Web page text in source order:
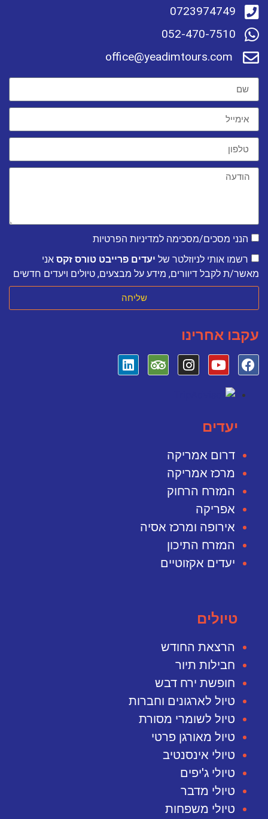
0723974749
052-470-7510
הנני מסכים/מסכימה למדיניות הפרטיות
רשמו אותי לניוזלטר של יעדים פרייבט טורס זקס אני
מאשר/ת לקבל דיוורים, מידע על מבצעים, טיולים ויעדים חדשים
שליחה
עקבו אחרינו
יעדים
דרום אמריקה
מרכז אמריקה
המזרח הרחוק
אפריקה
אירופה ומרכז אסיה
המזרח התיכון
יעדים אקזוטיים
טיולים
הרצאת החודש
חבילות תיור
חופשת ירח דבש
טיול לארגונים וחברות
טיול לשומרי מסורת
טיול מאורגן פרטי
טיולי אינסנטיב
טיולי ג'יפים
טיולי מדבר
טיולי משפחות